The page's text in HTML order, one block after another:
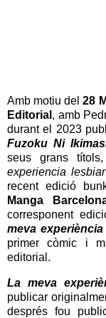
Amb motiu del28
Editorial , amb
durant el 2023
Fuzoku Ni
seus grans
experiencia
recent edició
Manga
corresponent
meva
primer còmic i
editorial.
La meva
publicar
després fou